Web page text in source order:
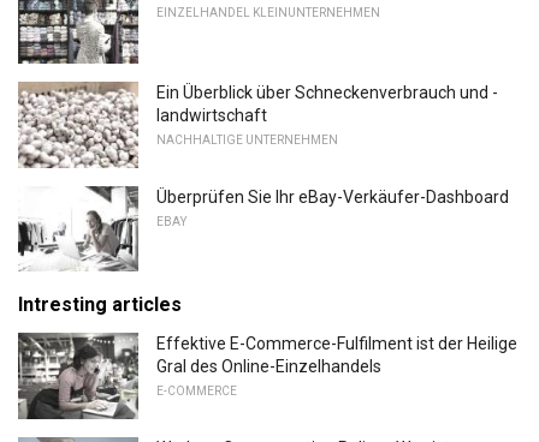
EINZELHANDEL KLEINUNTERNEHMEN
Ein Überblick über Schneckenverbrauch und -
landwirtschaft
NACHHALTIGE UNTERNEHMEN
Überprüfen Sie Ihr eBay-Verkäufer-Dashboard
EBAY
Intresting articles
Effektive E-Commerce-Fulfilment ist der Heilige
Gral des Online-Einzelhandels
E-COMMERCE